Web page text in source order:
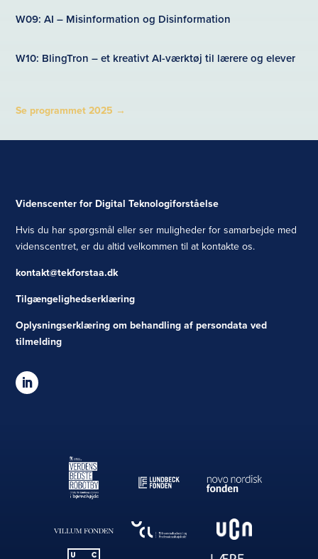
W09: AI – Misinformation og Disinformation
W10: BlingTron – et kreativt AI-værktøj til lærere og elever
Se programmet 2025 →
Videnscenter for Digital Teknologiforståelse
Hvis du har spørgsmål eller ser muligheder for samarbejde med
videnscentret, er du altid velkommen til at kontakte os.
kontakt@tekforstaa.dk
Tilgængelighedserklæring
Oplysningserklæring om behandling af persondata ved
tilmelding